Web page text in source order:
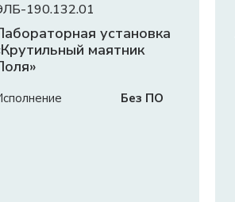
190.132.01
установка
маятник
Без ПО